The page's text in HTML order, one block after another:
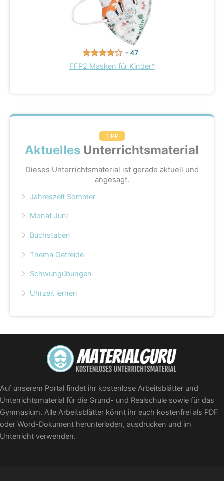
FFP2 Masken für Kinder*
TIPP
Aktuelles Unterrichtsmaterial
Dieses Unterrichtsmaterial ist gerade aktuell und
angesagt.
Jahreszeit Sommer
Monat Juni
Buchstaben
Thema Getreide
Schwungübungen
Uhrzeit lernen
Auf unserem Portal findet ihr kostenlose Arbeitsblätter und
Unterrichtsmaterial für die Grund- und Realschule sowie für das
Gymnasium. Alle Arbeitsblätter könnt ihr euch kostenfrei als PDF
oder Word-Dokument herunterladen, ausdrucken und im
Unterricht verwenden.